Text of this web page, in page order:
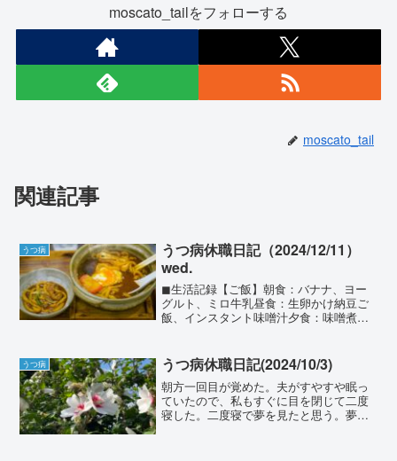
moscato_tailをフォローする
moscato_tail
関連記事
うつ病
うつ病休職日記（2024/12/11）
wed.
◼︎生活記録【ご飯】朝食：バナナ、ヨー
グルト、ミロ牛乳昼食：生卵かけ納豆ご
飯、インスタント味噌汁夕食：味噌煮込
出社予定だったので6:30の目覚ましで目
が覚めた。が、夫は...
うつ病 うつ病休職日記(2024/10/3)
朝方一回目が覚めた。夫がすやすや眠っ
ていたので、私もすぐに目を閉じて二度
寝した。二度寝で夢を見たと思う。夢の